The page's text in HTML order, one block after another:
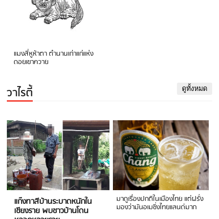
แมงสี่หูห้าตา ตำนานเก่าแก่แห่ง
ดอยเขาควาย
วาไรตี้ ดูทั้งหมด
แก๊งทาสีบ้านระบาดหนักใน
เชียงราย พบชาวบ้านโดน
มาดูเรื่องปกติในเมืองไทย แต่ฝรั่ง
มองว่ามันอเมซิ่งไทยแลนด์มาก